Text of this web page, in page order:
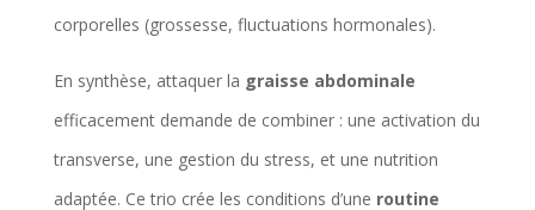
corporelles (grossesse, fluctuations hormonales).
En synthèse, attaquer la graisse abdominale
efficacement demande de combiner : une activation du
transverse, une gestion du stress, et une nutrition
adaptée. Ce trio crée les conditions d’une routine